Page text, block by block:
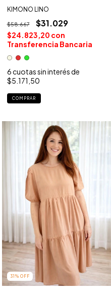
KIMONO LINO
$58.667 $31.029
$24.823,20 con
Transferencia Bancaria
6cuotas sin interés de
$5.171,50
COMPRAR
31 % OFF